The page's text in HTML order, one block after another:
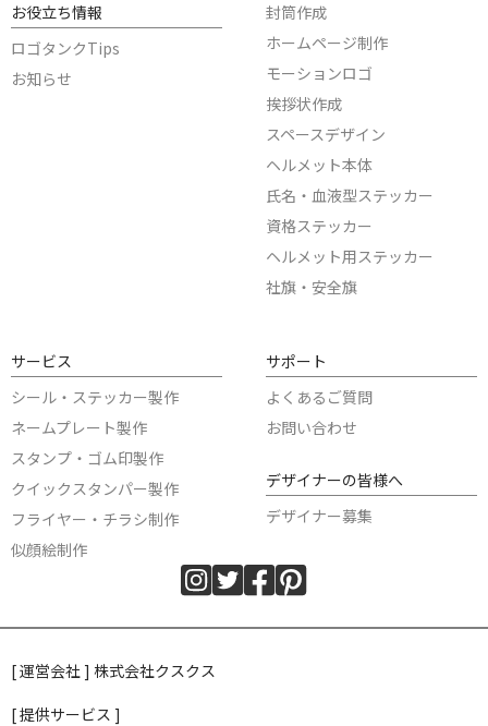
お役立ち情報
ロゴタンクTips
お知らせ
封筒作成
ホームページ制作
モーションロゴ
挨拶状作成
スペースデザイン
ヘルメット本体
氏名・血液型ステッカー
資格ステッカー
ヘルメット用ステッカー
社旗・安全旗
サービス
シール・ステッカー製作
ネームプレート製作
スタンプ・ゴム印製作
クイックスタンパー製作
フライヤー・チラシ制作
似顔絵制作
サポート
よくあるご質問
お問い合わせ
デザイナーの皆様へ
デザイナー募集
[ 運営会社 ] 株式会社クスクス
[ 提供サービス ]